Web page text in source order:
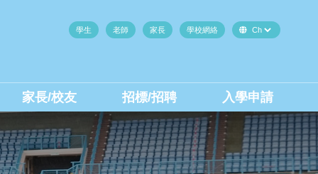
學生 老師 家長 學校網絡
家長/校友 招標/招聘 入學申請